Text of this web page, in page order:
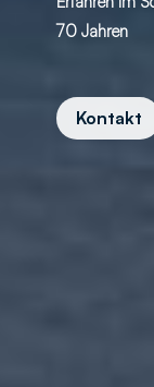
70 Jahren
Kontakt